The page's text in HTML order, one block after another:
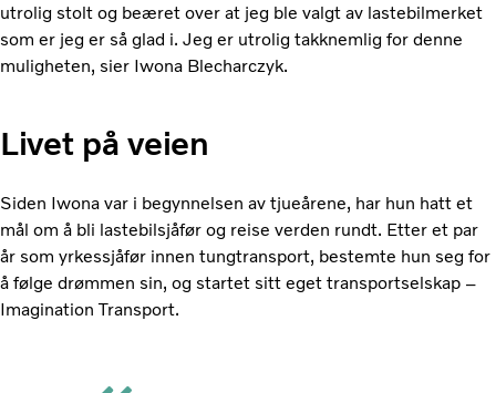
utrolig stolt og beæret over at jeg ble valgt av lastebilmerket
som er jeg er så glad i. Jeg er utrolig takknemlig for denne
muligheten, sier Iwona Blecharczyk.
Livet på veien
Siden Iwona var i begynnelsen av tjueårene, har hun hatt et
mål om å bli lastebilsjåfør og reise verden rundt. Etter et par
år som yrkessjåfør innen tungtransport, bestemte hun seg for
å følge drømmen sin, og startet sitt eget transportselskap –
Imagination Transport.